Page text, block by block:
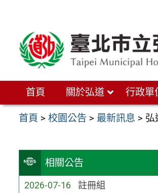
首頁 關於弘道 行政單
首頁 >校園公告 > 最新訊息 > 弘
相關公告
2026-07-16 註冊組